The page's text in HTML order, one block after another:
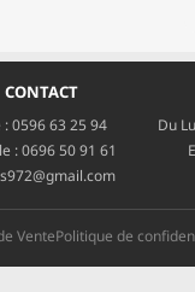
CONTACT
:0596 63 25 94
:0696 50 91 61
Du
VentePolitique de